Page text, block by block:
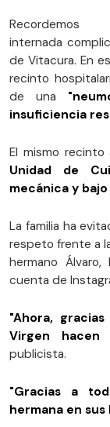
internada
de Vitacura. En
recinto
de una
insuficiencia
El mismo
Unidad de
mecánica y
La familia ha
respeto frente a
hermano
cuenta de
"Ahora,
Virgen hacen
publicista.
"Gracias a
hermana en